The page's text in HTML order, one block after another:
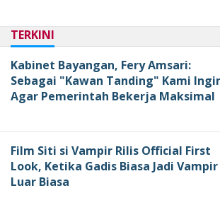
TERKINI
Kabinet Bayangan, Fery Amsari:
Sebagai "Kawan Tanding" Kami
Agar Pemerintah Bekerja Maksimal
Film Siti si Vampir Rilis Official First
Look, Ketika Gadis Biasa Jadi Vampir
Luar Biasa